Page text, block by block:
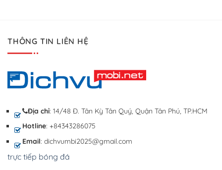
THÔNG TIN LIÊN HỆ
Địa chỉ: 14/48 Đ. Tân Kỳ Tân Quý, Quận Tân Phú, TP.HCM
Hotline: +84343286075
Email: dichvumbi2025@gmail.com
trực tiếp bóng đá